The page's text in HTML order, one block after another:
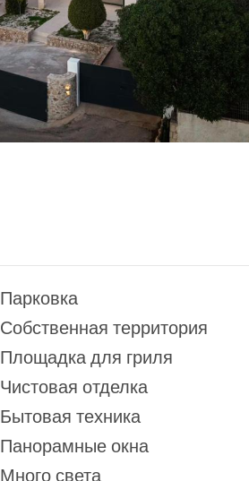
Парковка
Собственная территория
Площадка для гриля
Чистовая отделка
Бытовая техника
Панорамные окна
Много света